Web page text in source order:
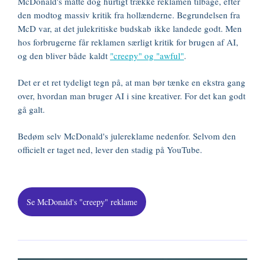
den modtog massiv kritik fra hollænderne. Begrundelsen fra
McD var, at det julekritiske budskab ikke landede godt. Men
hos forbrugerne får reklamen særligt kritik for brugen af AI,
og den bliver både kaldt "creepy" og "awful".
Det er et ret tydeligt tegn på, at man bør tænke en ekstra gang
over, hvordan man bruger AI i sine kreativer. For det kan godt
gå galt.
Bedøm selv McDonald's julereklame nedenfor. Selvom den
officielt er taget ned, lever den stadig på YouTube.
Se McDonald's "creepy" reklame